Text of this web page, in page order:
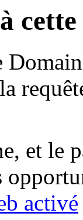
et le
activé